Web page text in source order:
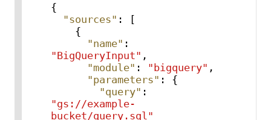
{
"sources" :
[
{
"name" :
"BigQueryInput" ,
"module" : "bigquery" ,
"parameters" :
{
"query" :
"gs://example-
bucket/query.sql"